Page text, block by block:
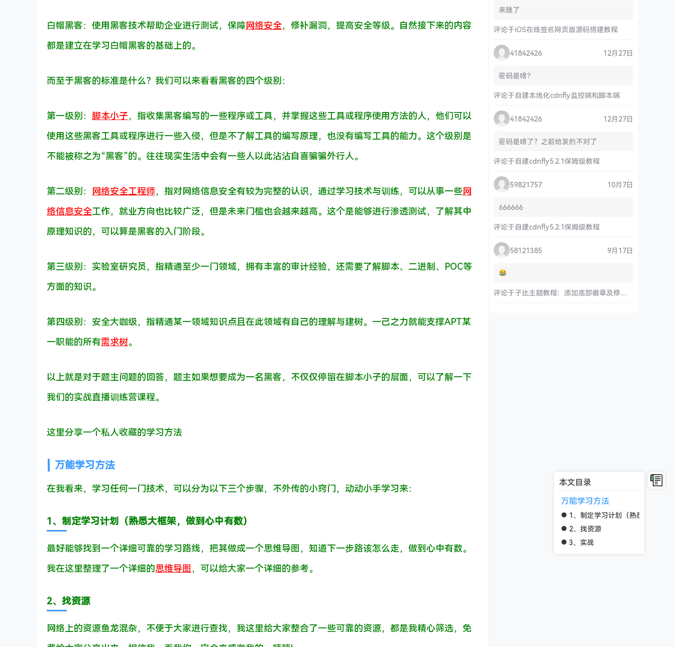
本文目录
万能学习方法
1、制定学习计划（熟悉大框架，
2、找资源
3、实战
白帽黑客：使用黑客技术帮助企业进行测试，保障网络安全，修补漏洞，提高安全等级。自然接下来的内容
都是建立在学习白帽黑客的基础上的。
而至于黑客的标准是什么？我们可以来看看黑客的四个级别：
第一级别： 脚本小子，指收集黑客编写的一些程序或工具，并掌握这些工具或程序使用方法的人，他们可以
使用这些黑客工具或程序进行一些入侵，但是不了解工具的编写原理，也没有编写工具的能力。这个级别是
不能被称之为“黑客”的。往往现实生活中会有一些人以此沾沾自喜骗骗外行人。
第二级别： 网络安全工程师，指对网络信息安全有较为完整的认识，通过学习技术与训练，可以从事一些网
络信息安全工作，就业方向也比较广泛，但是未来门槛也会越来越高。这个是能够进行渗透测试，了解其中
原理知识的，可以算是黑客的入门阶段。
第三级别：实验室研究员，指精通至少一门领域，拥有丰富的审计经验，还需要了解脚本、二进制、POC等
方面的知识。
第四级别：安全大咖级，指精通某一领域知识点且在此领域有自己的理解与建树。一己之力就能支撑APT某
一职能的所有需求树。
以上就是对于题主问题的回答，题主如果想要成为一名黑客，不仅仅停留在脚本小子的层面，可以了解一下
我们的实战直播训练营课程。
这里分享一个私人收藏的学习方法
万能学习方法
在我看来，学习任何一门技术，可以分为以下三个步骤，不外传的小窍门，动动小手学习来：
1、制定学习计划（熟悉大框架，做到心中有数）
最好能够找到一个详细可靠的学习路线，把其做成一个思维导图，知道下一步路该怎么走，做到心中有数。
我在这里整理了一个详细的思维导图，可以给大家一个详细的参考。
2、找资源
网络上的资源鱼龙混杂，不便于大家进行查找，我这里给大家整合了一些可靠的资源，都是我精心筛选，免
来晚了
评论于iOS在线签名网页版源码搭建教程
41842426 12月27日
密码是啥？
评论于自建本地化cdnfly监控端和脚本端
41842426 12月27日
密码是啥了？之前给发的不对了
评论于自建cdnfly5.2.1保姆级教程
59821757 10月7日
666666
评论于自建cdnfly5.2.1保姆级教程
58121385 9月17日
评论于子比主题教程：添加底部徽章及修改链接和运行时间